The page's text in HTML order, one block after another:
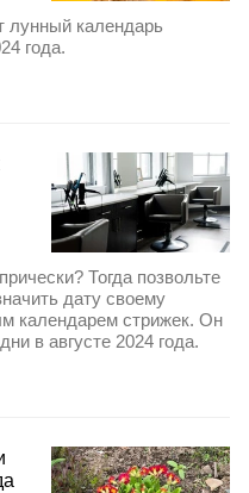
лунный календарь
года.
Тогда позвольте
дату своему
календарем стрижек. Он
в августе 2024 года.